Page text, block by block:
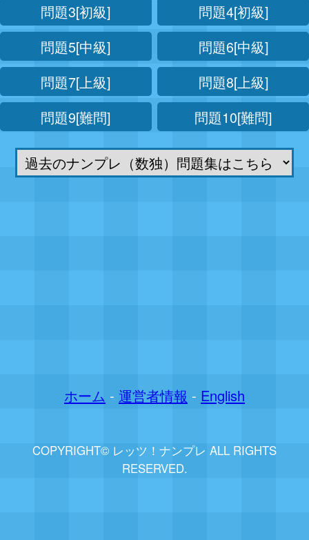
問題3[初級]
問題4[初級]
問題5[中級]
問題6[中級]
問題7[上級]
問題8[上級]
問題9[難問]
問題10[難問]
ホーム - 運営者情報 - English
COPYRIGHT© レッツ！ナンプレ ALL RIGHTS
RESERVED.